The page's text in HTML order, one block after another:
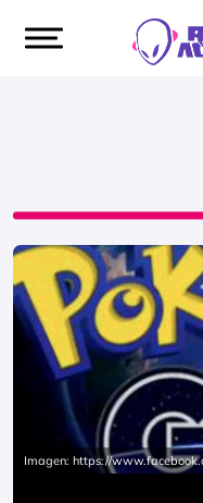
Imagen: https://